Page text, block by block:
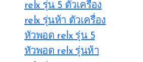
relx รุ่น 5 ตัวเครื่อง
relx รุ่นห้า ตัวเครื่อง
หัวพอด relx รุ่น 5
หัวพอด relx รุ่นห้า